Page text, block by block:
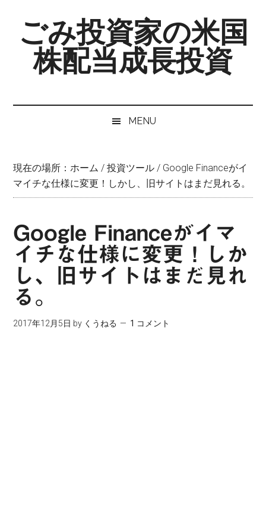
secondary
primaryごみ投資家の米国
株配当成長投資
MENU
現在の場所：ホーム / 投資ツール / Google Financeがイ
マイチな仕様に変更！しかし、旧サイトはまだ見れる。
Google Financeがイマ
イチな仕様に変更！しか
し、旧サイトはまだ見れ
る。
2017年12月5日 by くうねる 1 コメント